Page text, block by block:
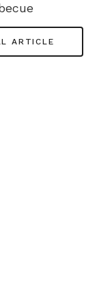
ARTICLE